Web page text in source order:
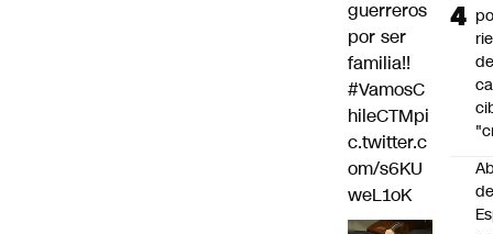
guerreros
por ser
familia!!
#VamosC
hileCTMpi
c.twitter.c
om/s6KU
weL1oK
de